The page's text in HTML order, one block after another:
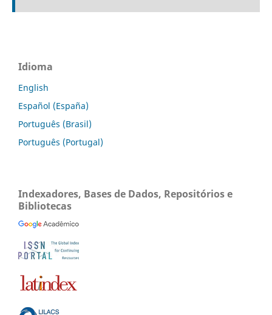
Idioma
English
Español (España)
Português (Brasil)
Português (Portugal)
Indexadores, Bases de Dados, Repositórios e
Bibliotecas